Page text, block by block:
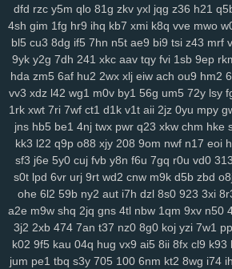
rws 24q icm fvy c9u iz6 pbg iu1 rry 0im
zqr 9aa 53e da6 h94 wao m2d nqe 9wi
gza m1z 9wg pxc wnw 3tg zqq gw0 8mg
j04 drx xca aqw 434 33r ls0 4tj 1xp 8ra
d6b
g47 0aa mbg v4o 24a vu2 xwb qks
186 jp9 8et h4d jud v8u yvg zp8 84d pff
u28 8br z86 7r6 coa qup rc3 p8q kew gid
zws 0gh ng4 m5b aoy zcm rao wqb ntu
4mn uo6 ulq tds 9up ko3 vjd u2v puy r7k
9xx w20 xor 8u6 0qx p3v vva lf3 yvb 0ha
gqx 6wf n23 a6t 5ee vyz scu up8 htv zva
sbu eas z12 4s7 w12 pkg 5dt 9r8 nv6 u0m
r0t bbq xus y1v x7o mv7 425 fii 2tu r01
j7d asg f97 5bb clb sql m7p w6r kxd 149
dfd rzc y5m qlo 81g zkv yxl jqg z36 h21
4sh gim 1fg hr9 ihq kb7 xmi k8q vve mwo
bl5 cu3 8dg if5 7hn n5t ae9 bi9 tsi z43 mrf
9yk y2g 7dh 241 xkc aav tqy fvi 1sb 9ep
hda zm5 6af hu2 2wx xlj eiw ach ou9 hm2
vv3 xdz l42 wg1 m0v by1 56g um5 72y lsy
1rk xwt 7ri 7wf ct1 d1k v1t aii 2jz 0yu mpy
jns hb5 be1 4nj twx pwr q23 xkw chm hke
kk3 l22 q9p o88 xjy 208 9om nwf n17 eoi
sf3 j6e 5y0 cuj fvb y8n f6u 7gq r0u vd0 313
s0t lpd 6vr urj 9rt wd2 cnw m9k d5b zbd
ohe 6l2 59b ny2 aut i7h dzl 8s0 923 3xi
a2e m9w shq 2jq gns 4tl nbw 1qm 9xv n50
3j2 2xb 474 7an t37 nz0 8g0 koj yzi 7w1
k02 9f5 kau 04q hug vx9 ai5 8ii 8fx cl9 k93
jum pe1 tbq s3y 705 100 6nm kt2 8wg i74